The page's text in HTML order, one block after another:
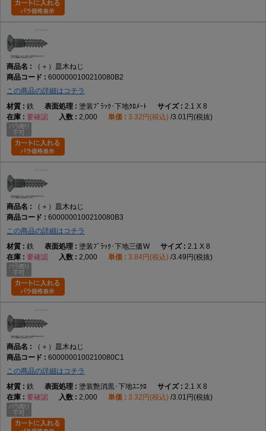
（＋）皿木ねじ
6000000100210080B2
この商品の詳細はコチラ
鉄
塗装ﾌﾞﾗｯｸ･下地ｸﾛﾒｰﾄ
2.1 X 8
要確認
2,000 3.32円(税込) 3.01円(税抜)
（＋）皿木ねじ
6000000100210080B3
この商品の詳細はコチラ
鉄
塗装ﾌﾞﾗｯｸ･下地三価W
2.1 X 8
要確認
2,000 3.84円(税込) 3.49円(税抜)
（＋）皿木ねじ
6000000100210080C1
この商品の詳細はコチラ
鉄
塗装艶消黒･下地ﾕﾆｸﾛ
2.1 X 8
要確認
2,000 3.32円(税込) 3.01円(税抜)